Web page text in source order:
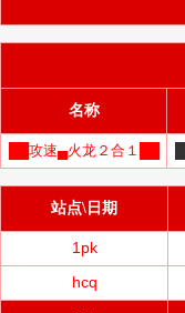
名称
██攻速▄火龙２合１██
站点\日期
1pk
hcq